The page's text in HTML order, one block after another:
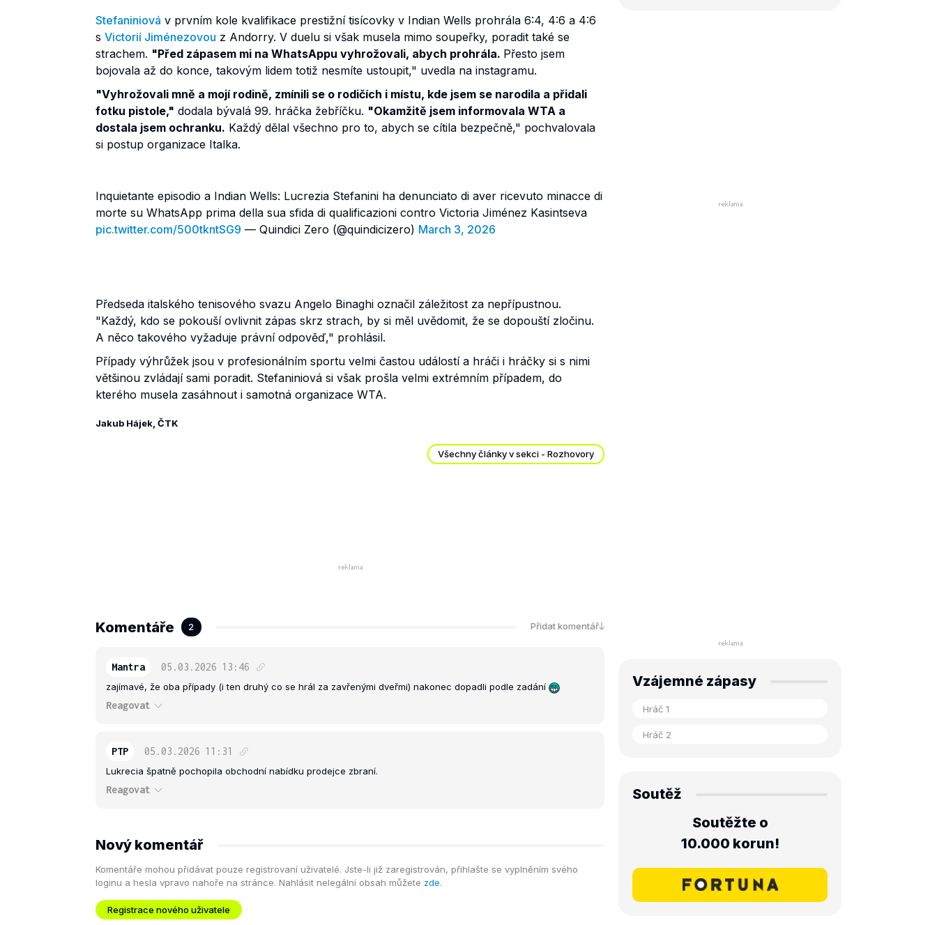
Stefaniniová v prvním kole kvalifikace prestižní tisícovky v Indian Wells prohrála 6:4, 4:6 a 4:6
s Victorií Jiménezovou z Andorry. V duelu si však musela mimo soupeřky, poradit také se
strachem. "Před zápasem mi na WhatsAppu vyhrožovali, abych prohrála. Přesto jsem
bojovala až do konce, takovým lidem totiž nesmíte ustoupit," uvedla na instagramu.
"Vyhrožovali mně a mojí rodině, zmínili se o rodičích i místu, kde jsem se narodila a přidali
fotku pistole," dodala bývalá 99. hráčka žebříčku. "Okamžitě jsem informovala WTA a
dostala jsem ochranku. Každý dělal všechno pro to, abych se cítila bezpečně," pochvalovala
si postup organizace Italka.
Inquietante episodio a Indian Wells: Lucrezia Stefanini ha denunciato di aver ricevuto minacce di
morte su WhatsApp prima della sua sfida di qualificazioni contro Victoria Jiménez Kasintseva
pic.twitter.com/500tkntSG9 — Quindici Zero (@quindicizero) March 3, 2026
Předseda italského tenisového svazu Angelo Binaghi označil záležitost za nepřípustnou.
"Každý, kdo se pokouší ovlivnit zápas skrz strach, by si měl uvědomit, že se dopouští zločinu.
A něco takového vyžaduje právní odpověď," prohlásil.
Případy výhrůžek jsou v profesionálním sportu velmi častou událostí a hráči i hráčky si s nimi
většinou zvládají sami poradit. Stefaniniová si však prošla velmi extrémním případem, do
kterého musela zasáhnout i samotná organizace WTA.
Jakub Hájek, ČTK
Všechny články v sekci - Rozhovory
Komentáře 2 Přidat komentář
Mantra 05.03.2026 13:46
zajímavé, že oba případy (i ten druhý co se hrál za zavřenými dveřmi) nakonec dopadli podle zadání
Reagovat
PTP 05.03.2026 11:31
Lukrecia špatně pochopila obchodní nabídku prodejce zbraní.
Reagovat
Nový komentář
Komentáře mohou přidávat pouze registrovaní uživatelé. Jste-li již zaregistrován, přihlašte se vyplněním svého
loginu a hesla vpravo nahoře na stránce. Nahlásit nelegální obsah můžete zde.
Registrace nového uživatele
Vzájemné zápasy
Soutěž
Soutěžte o
10.000 korun!